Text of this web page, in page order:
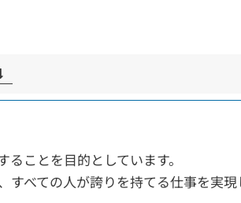
ことを目的としています。
べての人が誇りを持てる仕事を実現